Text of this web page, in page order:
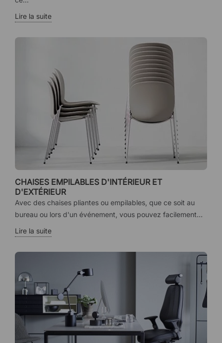
Lire la suite
CHAISES EMPILABLES D'INTÉRIEUR ET
D'EXTÉRIEUR
Avec des chaises pliantes ou empilables, que ce soit au
bureau ou lors d'un événement, vous pouvez facilement...
Lire la suite